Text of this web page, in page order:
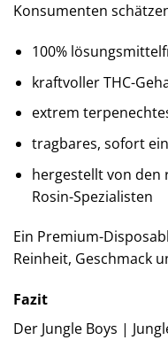
Konsumenten
100%
kraftvoller THC-
extrem
tragbares, sofort
hergestellt von den
Rosin-Spezialisten
Ein Premium-
Reinheit, Geschmack
Fazit
Der Jungle Boys |